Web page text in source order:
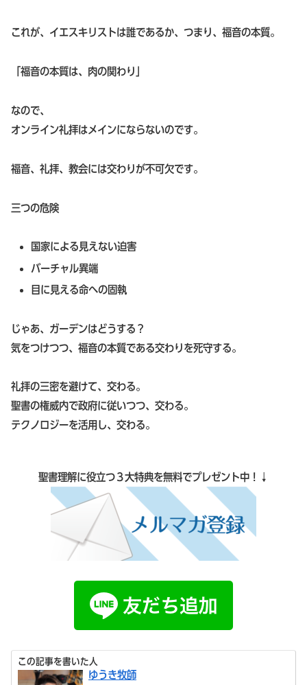
これが、イエスキリストは誰であるか、つまり、福音の本質。
「福音の本質は、肉の関わり」
なので、
オンライン礼拝はメインにならないのです。
福音、礼拝、教会には交わりが不可欠です。
三つの危険
国家による見えない迫害
バーチャル異端
目に見える命への固執
じゃあ、ガーデンはどうする？
気をつけつつ、福音の本質である交わりを死守する。
礼拝の三密を避けて、交わる。
聖書の権威内で政府に従いつつ、交わる。
テクノロジーを活用し、交わる。
聖書理解に役立つ３大特典を無料でプレゼント中！↓
この記事を書いた人
ゆうき牧師